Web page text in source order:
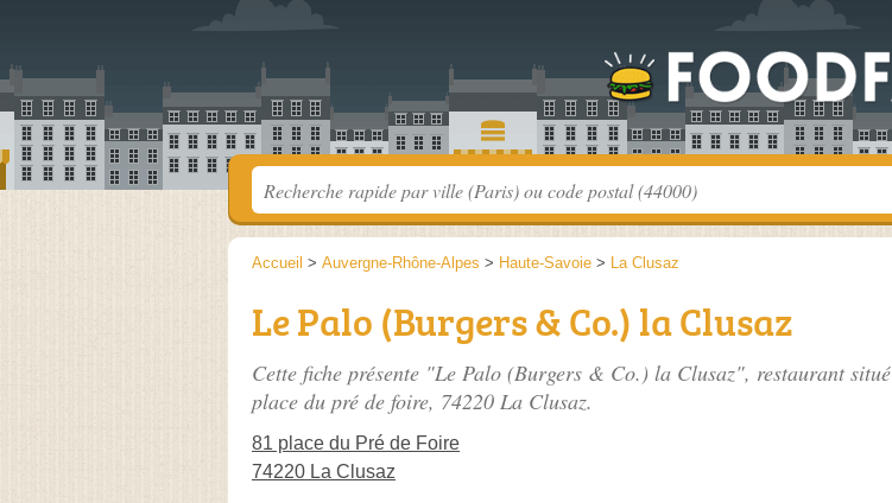
Accueil > Auvergne-Rhône-Alpes > Haute-Savoie > La Clusaz
Le Palo (Burgers & Co.) la Clusaz
Cette fiche présente "Le Palo (Burgers & Co.) la Clusaz", restaurant situé
place du pré de foire, 74220 La Clusaz.
81 place du Pré de Foire
74220 La Clusaz